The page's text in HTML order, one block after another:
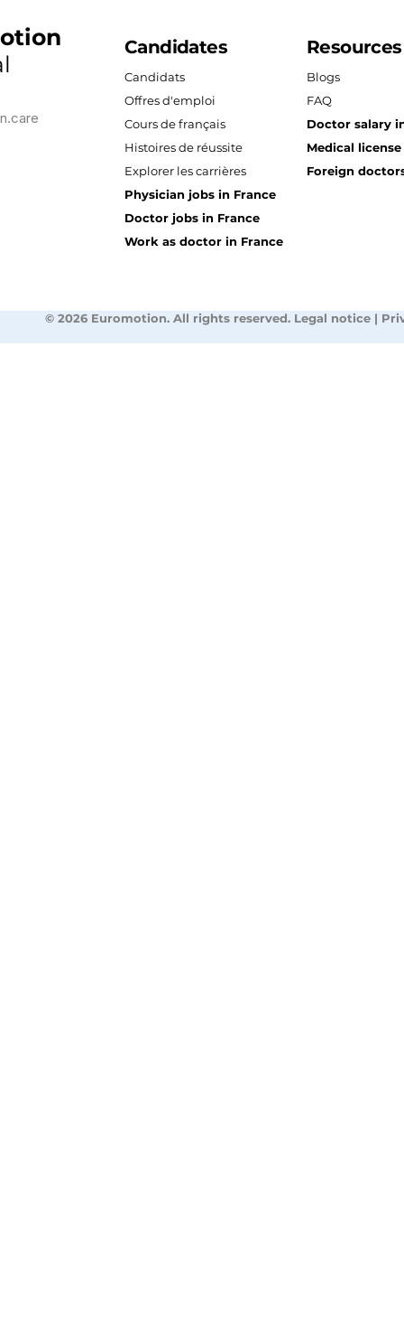
Candidates
Candidats
Offres d'emploi
Cours de français
Histoires de réussite
Explorer les carrières
Physician jobs in France
Doctor jobs in France
Work as doctor in France
Resources
Blogs
FAQ
Doctor salary
Medical
Foreign
© 2026 Euromotion. All rights reserved. Legal notice |